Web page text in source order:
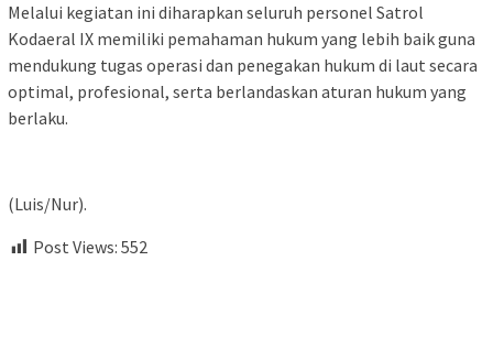
Melalui kegiatan ini diharapkan seluruh personel Satrol
Kodaeral IX memiliki pemahaman hukum yang lebih baik guna
mendukung tugas operasi dan penegakan hukum di laut secara
optimal, profesional, serta berlandaskan aturan hukum yang
berlaku.
(Luis/Nur).
Post Views: 552